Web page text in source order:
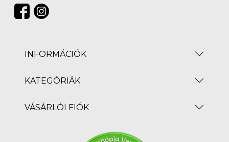
INFORMÁCIÓK
KATEGÓRIÁK
VÁSÁRLÓI FIÓK